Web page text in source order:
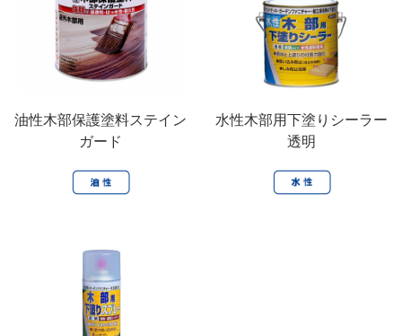
油性木部保護塗料ステイン
ガード
水性木部用下塗りシーラー
透明